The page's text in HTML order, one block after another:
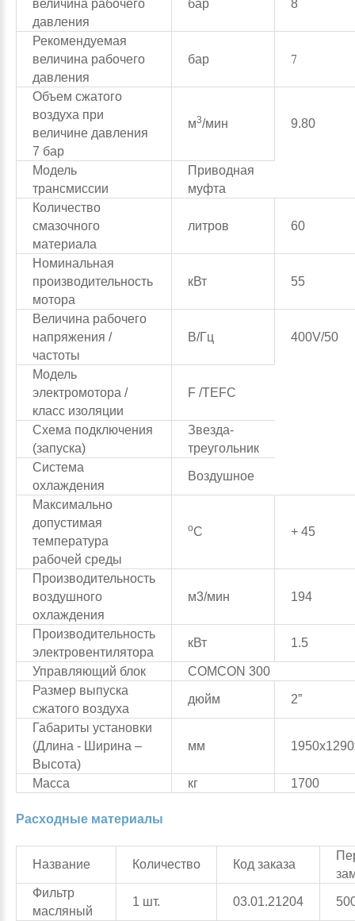
величина рабочего
давления
бар 8
Рекомендуемая
величина рабочего
давления
бар 7
Объем сжатого
воздуха при
величине давления
7 бар
м3/мин 9.80
Модель
трансмиссии
Приводная
муфта
Количество
смазочного
материала
литров 60
Номинальная
производительность
мотора
кВт 55
Величина рабочего
напряжения /
частоты
В/Гц 400V/50
Модель
электромотора /
класс изоляции
F /TEFC
Схема подключения
(запуска)
Звезда-
треугольник
Система
охлаждения
Воздушное
Максимально
допустимая
температура
рабочей среды
оС + 45
Производительность
воздушного
охлаждения
м3/мин 194
Производительность
электровентилятора
кВт 1.5
Управляющий блок
COMCON 300
Размер выпуска
сжатого воздуха
дюйм 2”
Габариты установки
(Длина - Ширина –
Высота)
мм
Масса кг 1700
Расходные материалы
Название Количество Код заказа
Фильтр
масляный
1 шт. 03.01.21204